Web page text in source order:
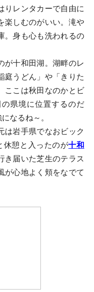
りレンタカーで自由に
楽しむのがいい。滝や
。身も心も洗われるの
が十和田湖。湖畔のレ
庭うどん」や「きりた
ここは秋田なのかとビ
県境に位置するのだ
なるね～。
は岩手県でなおビック
休憩と入ったのが十和
き届いた芝生のテラス
が心地よく頬をなでて